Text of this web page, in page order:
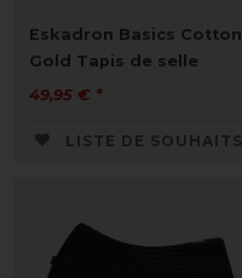
Eskadron Basics Cotton
Gold Tapis de selle
49,95 € *
LISTE DE SOUHAITS